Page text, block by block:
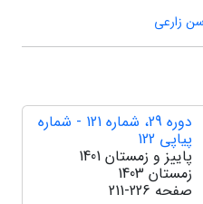
زارعی
دوره 29، شماره 121 - شماره
پیاپی 122
پاییز و زمستان 1401
زمستان 1403
صفحه 211-226